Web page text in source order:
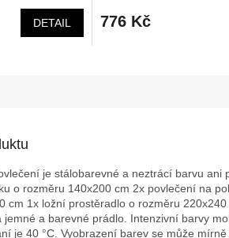
DETAIL 776 Kč
je stálobarevné a neztrácí barvu
o rozměru 140x200 cm 2x povlečení na
cm 1x ložní prostěradlo o rozměru
a barevné prádlo. Intenzivní barvy
je 40 °C. Vyobrazení barev se může